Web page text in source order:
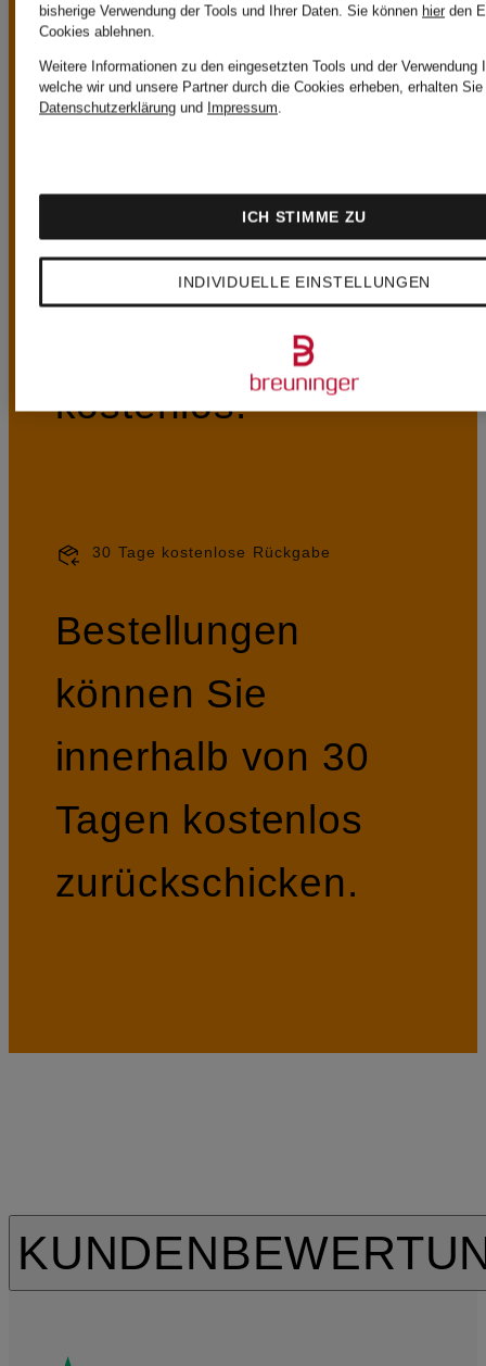
Kostenloser Versand ab CHF 149
Bestellwert von
CHF 149 ist der
Versand immer
kostenlos.
30 Tage kostenlose Rückgabe
Bestellungen
können Sie
innerhalb von 30
Tagen kostenlos
zurückschicken.
bisherige Verwendung der Tools und Ihrer Daten. Sie können hier den
Cookies ablehnen.
Weitere Informationen zu den eingesetzten Tools und der Verwendung
welche wir und unsere Partner durch die Cookies erheben, erhalten
Datenschutzerklärung und Impressum.
INDIVIDUELLE EINSTELLUNGEN
ICH STIMME ZU